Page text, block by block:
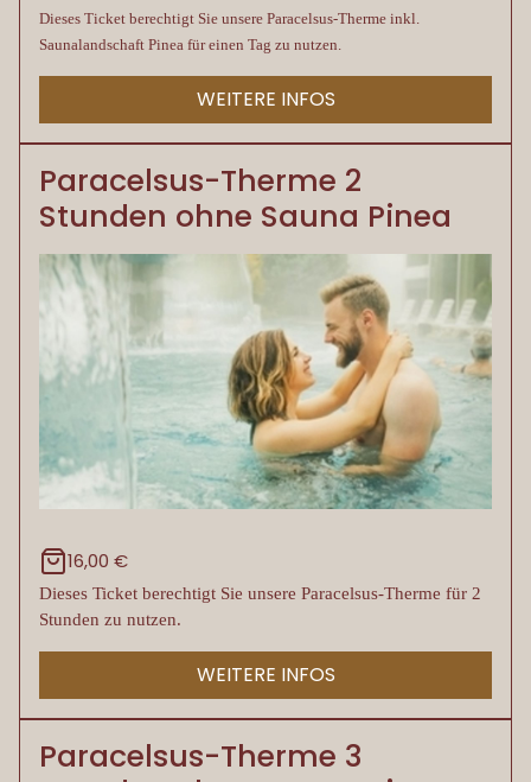
Dieses Ticket berechtigt Sie unsere Paracelsus-Therme inkl.
Saunalandschaft Pinea für einen Tag zu nutzen.
WEITERE INFOS
Paracelsus-Therme 2
Stunden ohne Sauna Pinea
16,00 €
Dieses Ticket berechtigt Sie unsere Paracelsus-Therme für 2
Stunden zu nutzen.
WEITERE INFOS
Paracelsus-Therme 3